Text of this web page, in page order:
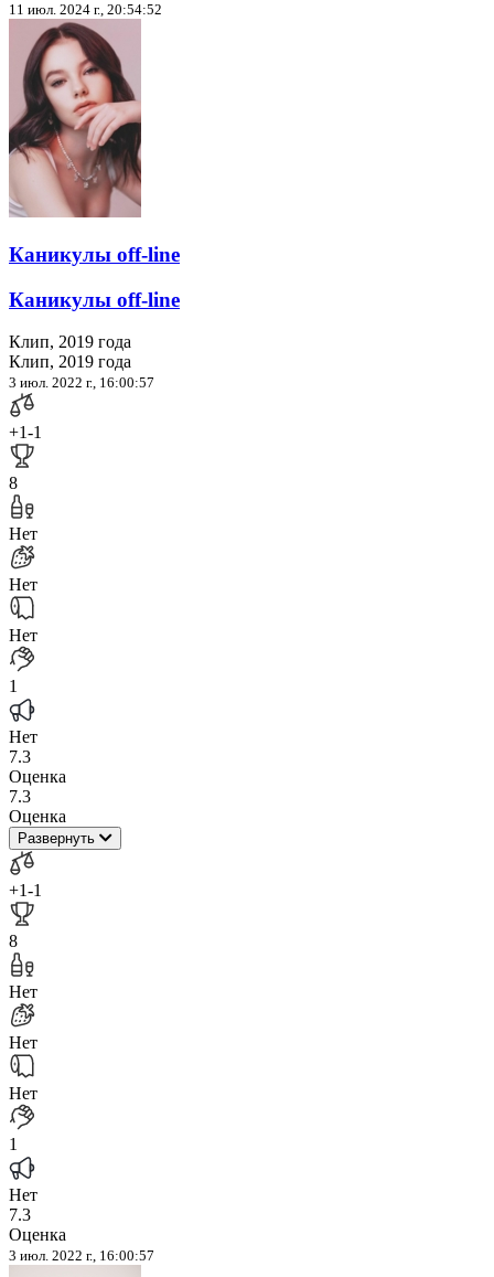
11 июл. 2024 г., 20:54:52
Каникулы off-line
Каникулы off-line
Клип, 2019 года
Клип, 2019 года
3 июл. 2022 г., 16:00:57
+1-1
8
Нет
Нет
Нет
1
Нет
7.3
Оценка
7.3
Оценка
Развернуть
+1-1
8
Нет
Нет
Нет
1
Нет
7.3
Оценка
3 июл. 2022 г., 16:00:57